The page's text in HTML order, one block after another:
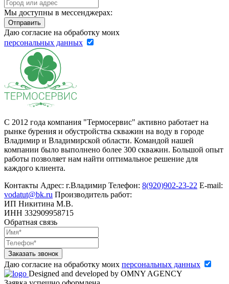
Мы доступны в мессенджерах:
Отправить
Даю согласие на обработку моих
персональныx данных
С 2012 года компания "Термосервис" активно работает на
рынке бурения и обустройства скважин на воду в городе
Владимир и Владимирской области. Командой нашей
компании было выполнено более 300 скважин. Большой опыт
работы позволяет нам найти оптимальное решение для
каждого клиента.
Контакты Адрес: г.Владимир Телефон: 8(920)902-23-22 E-mail:
vodatut@bk.ru Производитель работ:
ИП Никитина М.В.
ИНН 332909958715
Обратная связь
Заказать звонок
Даю согласие на обработку моих персональныx данных
Designed and developed by OMNY AGENCY